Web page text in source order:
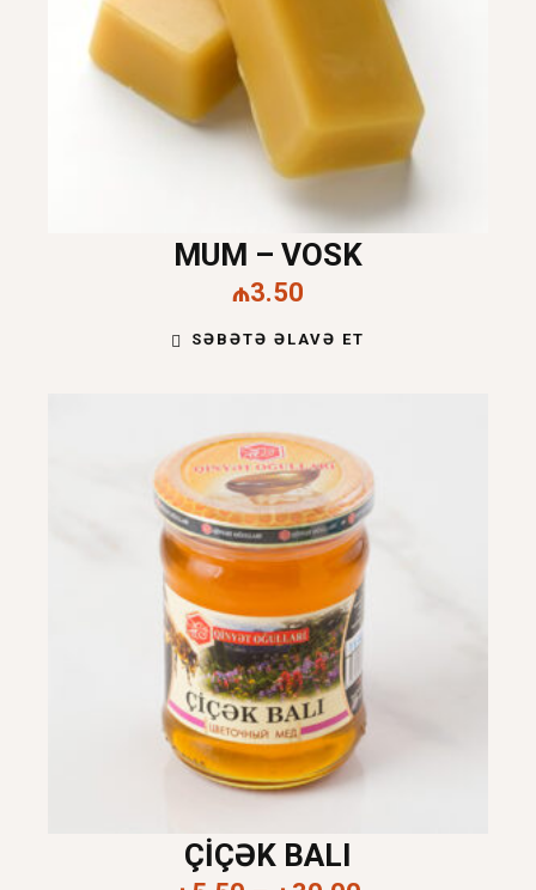
MUM – VOSK
₼3.50
SƏBƏTƏ ƏLAVƏ ET
ÇIÇƏK BALI